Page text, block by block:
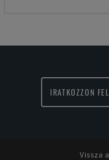
IRATKOZZON
Vissza